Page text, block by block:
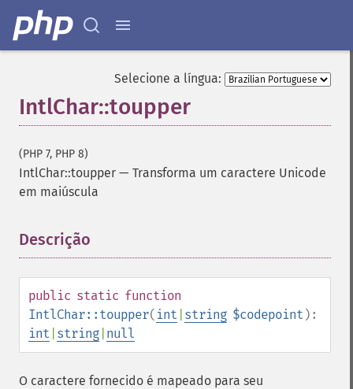
Selecione a língua:
IntlChar::toupper
(PHP 7, PHP 8)
IntlChar::toupper — Transforma um caractere Unicode
em maiúscula
Descrição
public static function
IntlChar::toupper( int string $codepoint ):
int string null
O caractere fornecido é mapeado para seu